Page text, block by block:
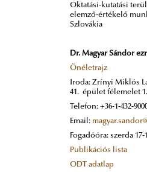
Oktatási-kutatási
elemző-értékelő
Szlovákia
Dr. Magyar Sándor
Önéletrajz
Iroda: Zrínyi Miklós
41. épület félemelet 1.
Telefon: +36-1-432-
Email:
Fogadóóra: szerda 17-
Publikációs lista
ODT adatlap